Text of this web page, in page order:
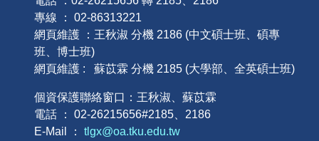
專線 ： 02-86313221
網頁維護 ：王秋淑 分機 2186 (中文碩士班、碩專
班、博士班)
網頁維護 : 蘇苡霖 分機 2185 (大學部、全英碩士班)
個資保護聯絡窗口：王秋淑、蘇苡霖
電話 ： 02-26215656#2185、2186
E-Mail ： tlgx@oa.tku.edu.tw